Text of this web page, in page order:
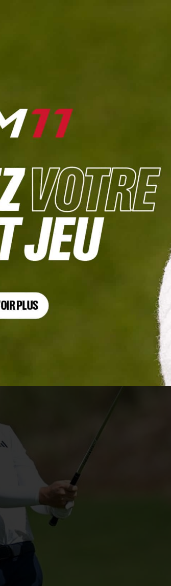
le Masters pour Ryan Gerard !